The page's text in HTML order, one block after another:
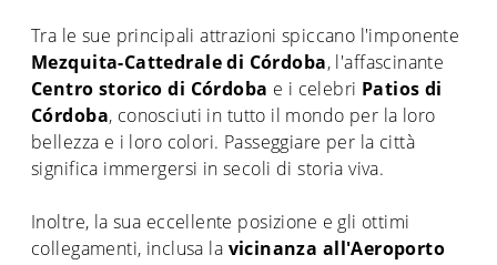
Tra le sue principali attrazioni spiccano l'imponente
Mezquita-Cattedrale di Córdoba, l'affascinante
Centro storico di Córdoba e i celebri Patios di
Córdoba, conosciuti in tutto il mondo per la loro
bellezza e i loro colori. Passeggiare per la città
significa immergersi in secoli di storia viva.
Inoltre, la sua eccellente posizione e gli ottimi
collegamenti, inclusa la vicinanza all'Aeroporto